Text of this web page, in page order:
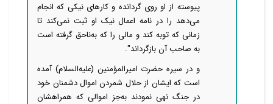
پیوسته از او روی گردانده و کارهای نیکی که انجام
می‌دهد را در نامه اعمال نیک او ثبت نمی‌کند تا
زمانی که توبه کند و مالی را که به‌ناحق گرفته است
به صاحب آن بازگرداند".
و در سیره حضرت امیرالمؤمنین (علیه‌السلام) آمده
است که ایشان از حلال شمردن اموال دشمنان خود
در جنگ نهی نمودند به‌جز اموالی که همراهشان